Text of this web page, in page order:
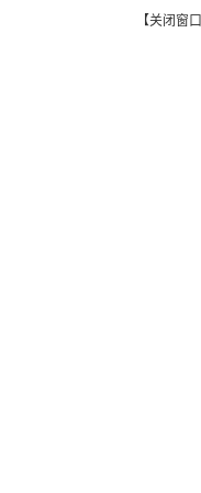
【关闭窗口